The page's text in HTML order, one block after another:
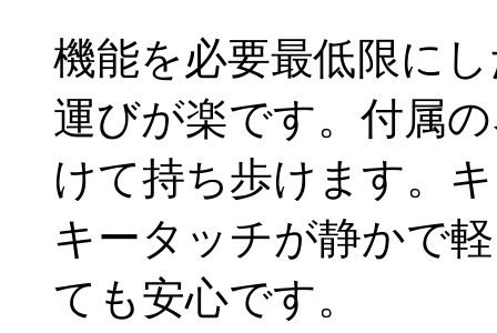
機能を必要最低限に
運びが楽です。付属
けて持ち歩けます。
キータッチが静かで
ても安心です。